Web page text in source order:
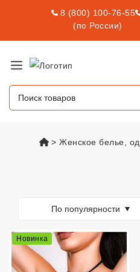
8 (800) 100-76-55
(по России)
vsexshop.ru
Женское белье,
По популярности
Новинка